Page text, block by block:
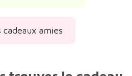
cadeaux amies